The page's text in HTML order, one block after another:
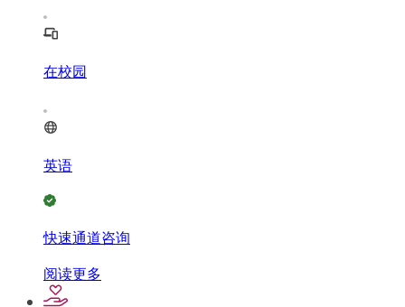
在校园
英语
快速通道咨询
阅读更多